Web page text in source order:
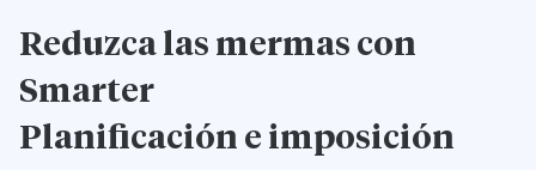
Reduzca las mermas con
Smarter
Planificación e imposición